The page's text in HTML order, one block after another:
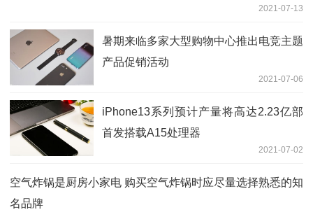
2021-07-13
暑期来临多家大型购物中心推出电竞主题
产品促销活动
2021-07-06
iPhone13系列预计产量将高达2.23亿部
首发搭载A15处理器
2021-07-02
空气炸锅是厨房小家电 购买空气炸锅时应尽量选择熟悉的知
名品牌